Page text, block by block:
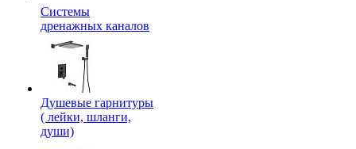
Системы
дренажных каналов
Душевые гарнитуры
( лейки, шланги,
души)